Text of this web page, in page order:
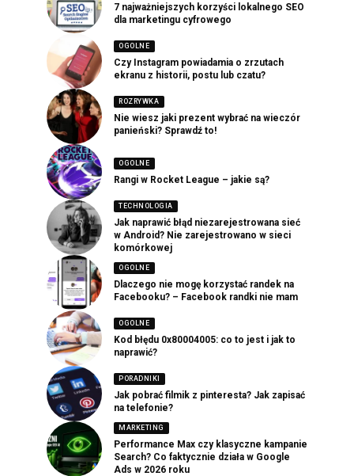
7 najważniejszych korzyści lokalnego SEO
dla marketingu cyfrowego
OGOLNE
Czy Instagram powiadamia o zrzutach
ekranu z historii, postu lub czatu?
ROZRYWKA
Nie wiesz jaki prezent wybrać na wieczór
panieński? Sprawdź to!
OGOLNE
Rangi w Rocket League – jakie są?
TECHNOLOGIA
Jak naprawić błąd niezarejestrowana sieć
w Android? Nie zarejestrowano w sieci
komórkowej
OGOLNE
Dlaczego nie mogę korzystać randek na
Facebooku? – Facebook randki nie mam
OGOLNE
Kod błędu 0x80004005: co to jest i jak to
naprawić?
PORADNIKI
Jak pobrać filmik z pinteresta? Jak zapisać
na telefonie?
MARKETING
Performance Max czy klasyczne kampanie
Search? Co faktycznie działa w Google
Ads w 2026 roku